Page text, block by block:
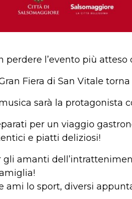
perdere l’evento più atteso
Fiera di San Vitale
sarà la protagonista
per un viaggio
e piatti deliziosi!
gli amanti
ami lo sport, diversi